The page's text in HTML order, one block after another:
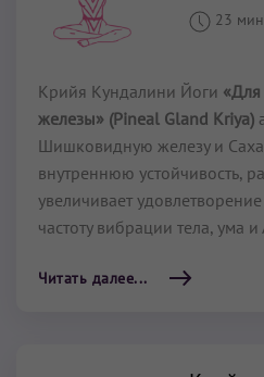
23 мин
Крийя Кундалини Йоги
железы» (Pineal Gland Kriya)
Шишковидную железу и
внутреннюю устойчивость,
увеличивает
частоту вибрации тела, ума и
Читать далее...